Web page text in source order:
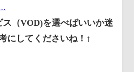
ス（VOD)を選べばいいか迷
にしてくださいね！↑